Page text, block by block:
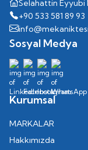
Selahattin Eyyubi
+90 533 581 89 93
Sosyal Medya
Kurumsal
MARKALAR
Hakkımızda